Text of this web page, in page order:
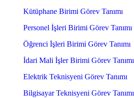
Kütüphane Birimi Görev Tanımı
Personel İşleri Birimi Görev Tanımı
Öğrenci İşleri Birimi Görev Tanımı
İdari Mali İşler Birimi Görev Tanımı
Elektrik Teknisyeni Görev Tanımı
Bilgisayar Teknisyeni Görev Tanımı